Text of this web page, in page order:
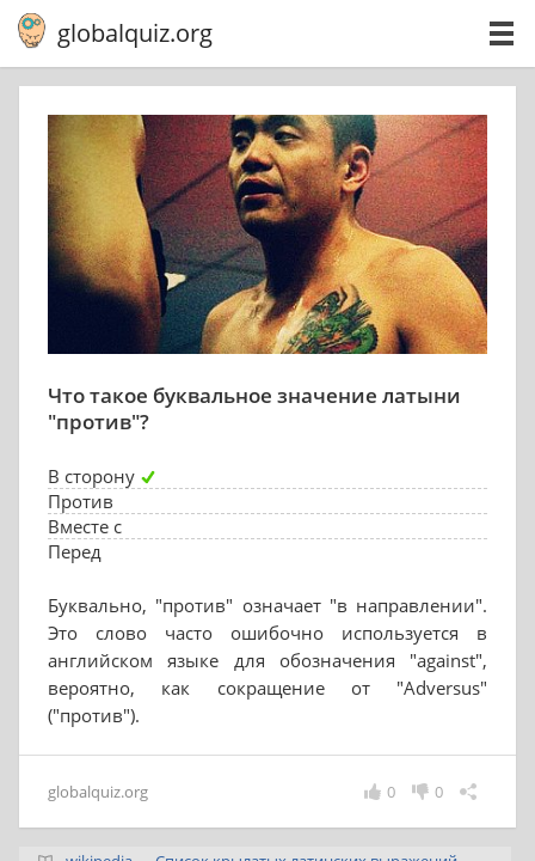
globalquiz.org
Что такое буквальное значение латыни
"против"?
В сторону
Против
Вместе с
Перед
Буквально, "против" означает "в направлении".
Это слово часто ошибочно используется в
английском языке для обозначения "against",
вероятно, как сокращение от "Adversus"
("против").
globalquiz.org 0
0